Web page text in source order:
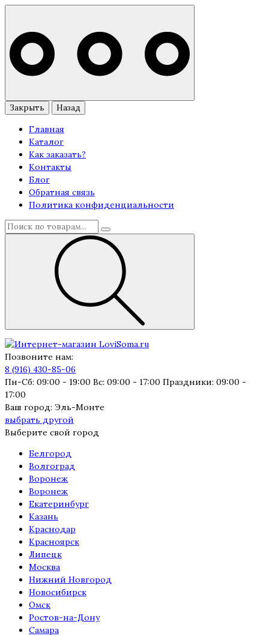
Закрыть Назад
Главная
Каталог
Как заказать?
Контакты
Блог
Обратная связь
Политика конфиденциальности
Позвоните нам:
8 (916) 430-85-06
Пн-Сб: 09:00 - 19:00 Вс: 09:00 - 17:00 Праздники: 09:00 -
17:00
Ваш город: Эль-Монте
выбрать другой
Выберите свой город
Белгород
Волгоград
Воронеж
Воронеж
Екатеринбург
Казань
Краснодар
Красноярск
Липецк
Москва
Нижний Новгород
Новосибирск
Омск
Ростов-на-Дону
Самара